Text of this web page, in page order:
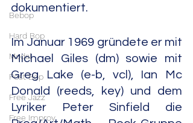
Bebop
Hard Bop
Modal
Post Bop
Free Jazz
Free Improv
dokumentiert.
Im Januar 1969 gründete er mit
Michael Giles (dm) sowie mit
Greg Lake (e-b, vcl), Ian Mc
Donald (reeds, key) und dem
Lyriker Peter Sinfield die